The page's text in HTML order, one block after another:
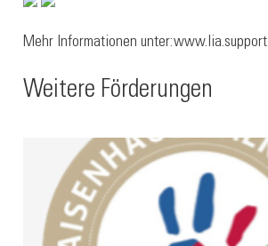
Mehr Informationen unter:www.lia.support
Weitere Förderungen